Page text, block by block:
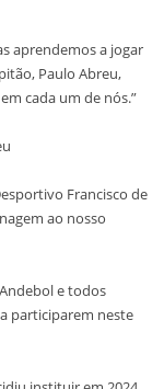
aprendemos a jogar
Paulo Abreu,
cada um de nós.”
Francisco de
ao nosso
e todos
participarem neste